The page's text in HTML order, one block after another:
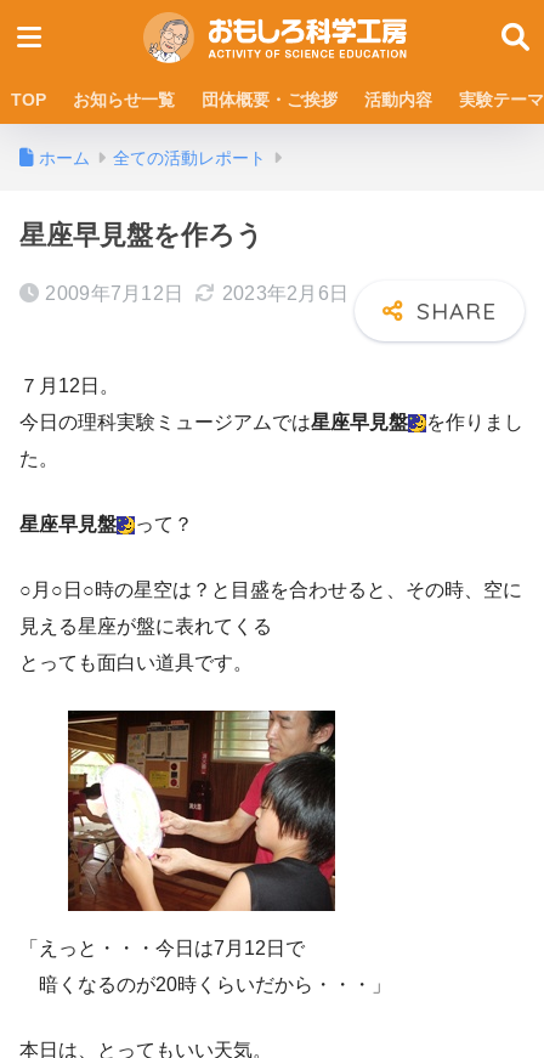
TOP お知らせ一覧 団体概要・ご挨拶 活動内容 実験テーマ
ホーム 全ての活動レポート
星座早見盤を作ろう
2009年7月12日 2023年2月6日
７月12日。
今日の理科実験ミュージアムでは星座早見盤
を作りまし
た。
星座早見盤 って？
○月○日○時の星空は？と目盛を合わせると、その時、空に
見える星座が盤に表れてくる
とっても面白い道具です。
「えっと・・・今日は7月12日で
暗くなるのが20時くらいだから・・・」
本日は、とってもいい天気。